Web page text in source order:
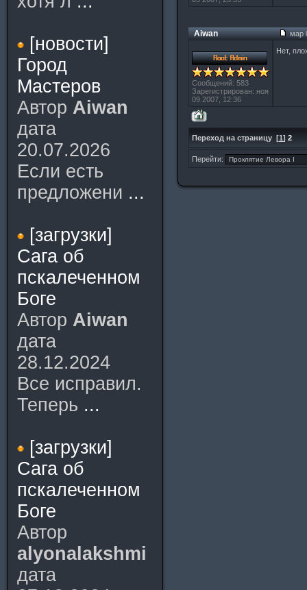
[новости]
Город
Мастеров
Автор Aiwan
дата
20.07.2026
Если есть
предложени ...
[загрузки]
Сага об
пскалеченном
Боге
Автор Aiwan
дата
28.12.2024
Все исправил.
Теперь ...
[загрузки]
Сага об
пскалеченном
Боге
Автор
alyonalakshmi
дата
Aiwan мар
Сообщений: 583
Зарегистрирован: ноя
09 2007, 12:36
Нет,
Переход на страницу [1] 2
Перейти: